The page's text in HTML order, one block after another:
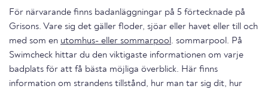
För närvarande finns badanläggningar på 5 förtecknade på
Grisons. Vare sig det gäller floder, sjöar eller havet eller till och
med som en utomhus- eller sommarpool . sommarpool. På
Swimcheck hittar du den viktigaste informationen om varje
badplats för att få bästa möjliga överblick. Här finns
information om strandens tillstånd, hur man tar sig dit, hur